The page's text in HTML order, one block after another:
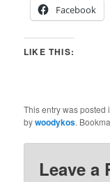
Facebook
LIKE THIS:
This entry was posted
bywoodykos.
Leave a